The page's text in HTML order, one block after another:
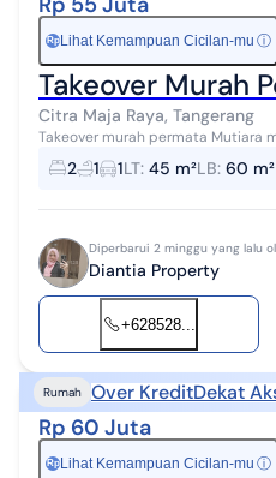
Rp Lihat Kemampuan Cicilan-mu ⓘ
Takeover Murah
Citra Maja Raya, Tangerang
Takeover murah permata Mutiara maja
60m LB 45m Sudah full renovasi Cicilan 2,178,000 Tenor 25 tahun
Sudah masuk 80 bul...
2 1 1LT: 45 m²LB: 60 m²
Diperbarui 2 minggu yang lalu
Diantia Property
+628528...
Rumah Over KreditDekat
Rp 60 Juta
Rp Lihat Kemampuan Cicilan-mu ⓘ